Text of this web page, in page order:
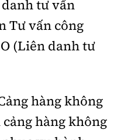
tư vấn
Tư vấn công
(Liên danh tư
hàng không
hàng không